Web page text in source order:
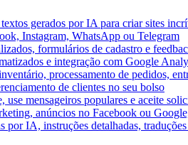
gerados por IA para criar sites
Instagram, WhatsApp ou Telegram
formulários de cadastro e
e integração com Google
processamento de pedidos,
de clientes no seu bolso
mensageiros populares e aceite
anúncios no Facebook ou
por IA, instruções detalhadas,